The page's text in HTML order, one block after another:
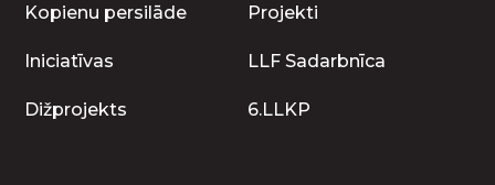
Kopienu persilāde Projekti
Iniciatīvas LLF Sadarbnīca
Dižprojekts 6.LLKP